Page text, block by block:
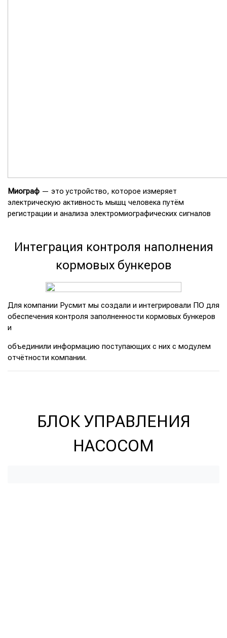
Миограф — это устройство, которое измеряет
электрическую активность мышц человека путём
регистрации и анализа электромиографических сигналов
Интеграция контроля наполнения
кормовых бункеров
Для компании Русмит мы создали и интегрировали ПО для
обеспечения контроля заполненности кормовых бункеров
и
объединили информацию поступающих с них с модулем
отчётности компании.
БЛОК УПРАВЛЕНИЯ
НАСОСОМ